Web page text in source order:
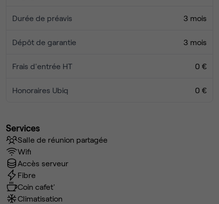
Durée de préavis 3 mois
Dépôt de garantie 3 mois
Frais d'entrée HT 0 €
Honoraires Ubiq 0 €
Services
Salle de réunion partagée
Wifi
Accès serveur
Fibre
Coin cafet'
Climatisation